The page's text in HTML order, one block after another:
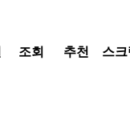
조회 추천 스